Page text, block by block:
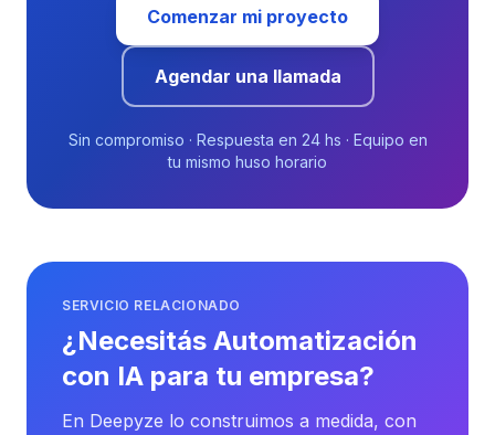
Comenzar mi proyecto
Agendar una llamada
Sin compromiso · Respuesta en 24 hs · Equipo en
tu mismo huso horario
SERVICIO RELACIONADO
¿Necesitás Automatización
con IA para tu empresa?
En Deepyze lo construimos a medida, con